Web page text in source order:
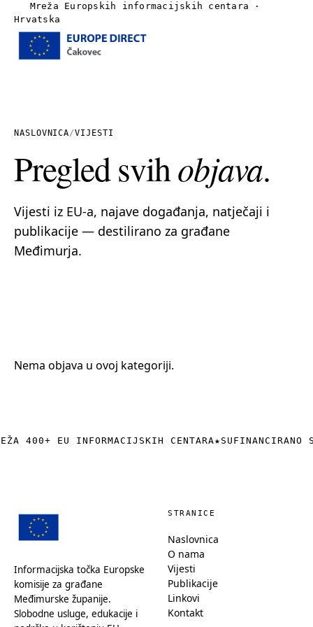
Mreža Europskih informacijskih centara ·
Hrvatska
Vijesti
Linkovi
NASLOVNICA/VIJESTI
Pregled svihobjava.
Vijesti iz EU-a, najave događanja, natječaji i
publikacije — destilirano za građane
Međimurja.
Nema objava u ovoj kategoriji.
400+ EU INFORMACIJSKIH CENTARA★ SUFINANCIRANO
Informacijska točka Europske
komisije za građane
Međimurske županije.
Slobodne usluge, edukacije i
STRANICE
Naslovnica
O nama
Vijesti
Publikacije
Linkovi
Kontakt